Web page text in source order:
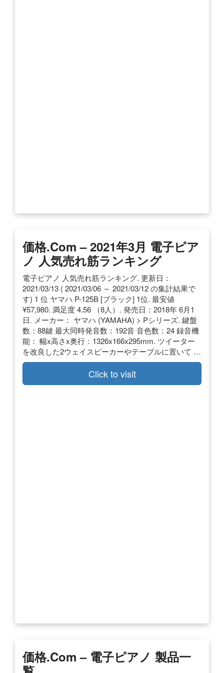
価格.com – 2021年3月 電子ピア
ノ 人気売れ筋ランキング
電子ピアノ 人気売れ筋ランキング. 更新日：
2021/03/13 ( 2021/03/06 ～ 2021/03/12 の集計結果で
す) 1 位 ヤマハ P-125B [ブラック] 1位. 最安値
¥57,980. 満足度 4.56 （8人）. 発売日：2018年 6月1
日. メーカー： ヤマハ (YAMAHA) > Pシリーズ. 鍵盤
数：88鍵 最大同時発音数：192音 音色数：24 録音機
能： 幅x高さx奥行：1326x166x295mm. ツイーター
を改良した2ウェイスピーカーやテーブルに置いて …
Click to visit
価格.com – 電子ピアノ 製品一